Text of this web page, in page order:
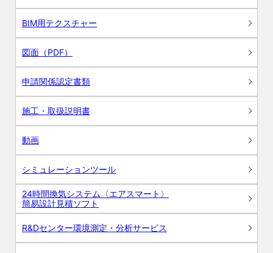
BIM用テクスチャー
図面（PDF）
申請関係認定書類
施工・取扱説明書
動画
シミュレーションツール
24時間換気システム〈エアスマート〉
簡易設計見積ソフト
R&Dセンター環境測定・分析サービス